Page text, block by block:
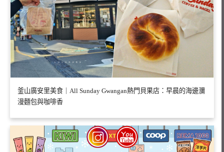
釜山廣安里美食｜All Sunday Gwangan熱門貝果店：早晨的海邊瀰
漫麵包與咖啡香